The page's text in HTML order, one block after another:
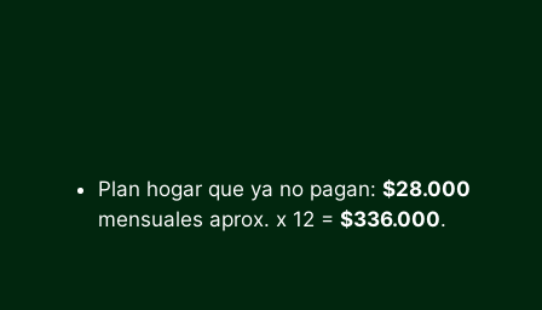
Plan hogar que ya no pagan: $28.000
mensuales aprox. x 12 = $336.000.